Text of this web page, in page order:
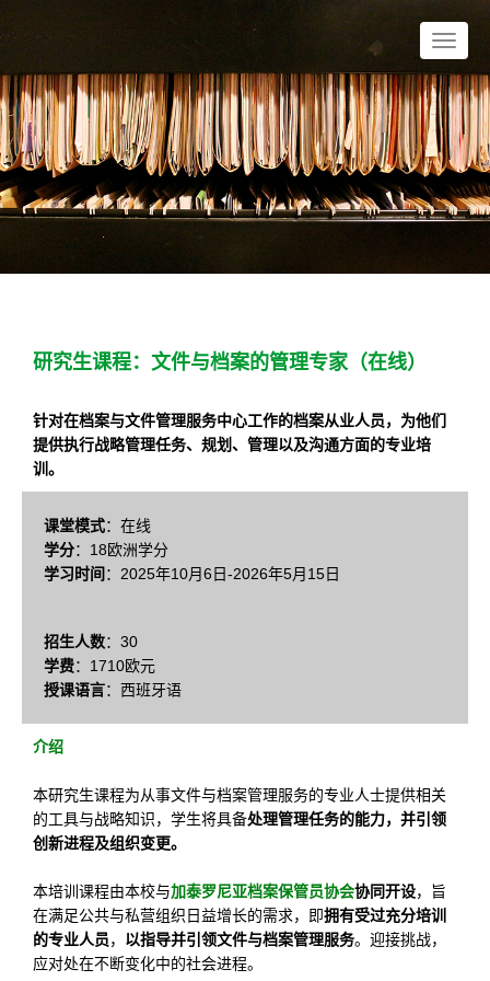
研究生课程：文件与档案的管理专家（在线）
针对在档案与文件管理服务中心工作的档案从业人员，为他们
提供执行战略管理任务、规划、管理以及沟通方面的专业培
训。
课堂模式：在线
学分：18欧洲学分
学习时间 ：2025年10月6日-2026年5月15日
招生人数：30
学费：1710欧元
授课语言：西班牙语
介绍
本研究生课程为从事文件与档案管理服务的专业人士提供相关
的工具与战略知识，学生将具备处理管理任务的能力，并引领
创新进程及组织变更。
本培训课程由本校与加泰罗尼亚档案保管员协会协同开设，旨
在满足公共与私营组织日益增长的需求，即拥有受过充分培训
的专业人员， 以指导并引领文件与档案管理服务。迎接挑战，
应对处在不断变化中的社会进程。